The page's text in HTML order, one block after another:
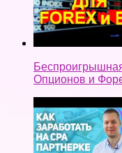
Опционов и